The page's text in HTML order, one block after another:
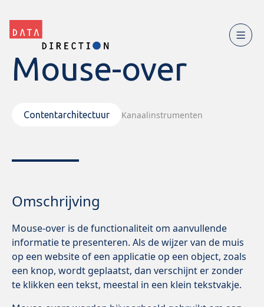
Mouse-over
Contentarchitectuur Kanaalinstrumenten
Omschrijving
Mouse-over is de functionaliteit om aanvullende
informatie te presenteren. Als de wijzer van de muis
op een website of een applicatie op een object, zoals
een knop, wordt geplaatst, dan verschijnt er zonder
te klikken een tekst, meestal in een klein tekstvakje.